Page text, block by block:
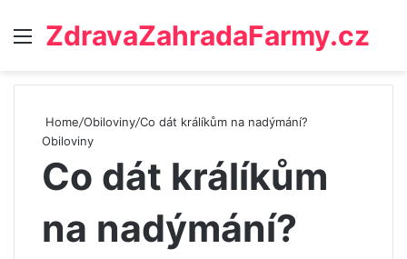
Menu
ZdravaZahradaFarmy.cz
Home/Obiloviny/Co dát králíkům na nadýmání?
Obiloviny
Co dát králíkům
na nadýmání?